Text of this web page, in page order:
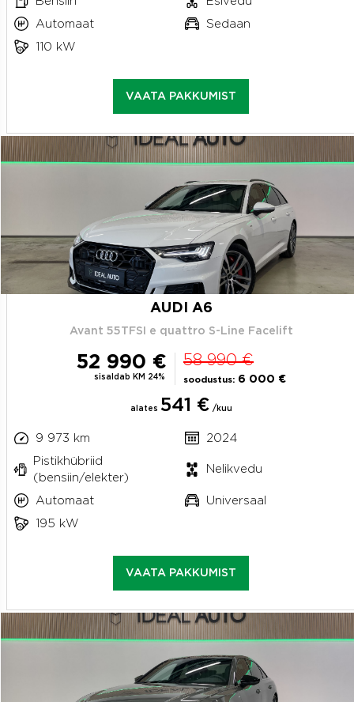
Automaat
Sedaan
110 kW
VAATA PAKKUMIST
AUDI A6
Avant 55TFSI e quattro S-Line Facelift
52 990 €
sisaldab KM 24%
58 990 €
soodustus: 6 000 €
alates 541 € /kuu
9 973 km
2024
Pistikhübriid
(bensiin/elekter)
Nelikvedu
Automaat
Universaal
195 kW
VAATA PAKKUMIST